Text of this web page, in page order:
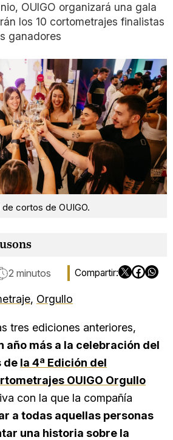
OUIGO organizará una gala
los 10 cortometrajes finalistas
ganadores
cortos de OUIGO.
2 minutos
, Orgullo
tres ediciones anteriores,
año más a la celebración del
de la 4ª Edición del
OUIGO Orgullo
con la que la compañía
a todas aquellas personas
una historia sobre la